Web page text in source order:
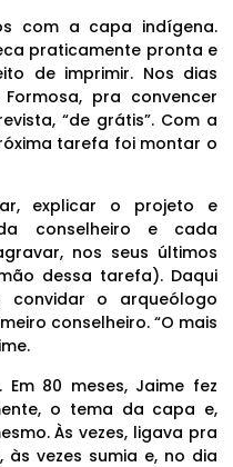
com a capa indígena.
praticamente pronta e
de imprimir. Nos dias
pra convencer
“de grátis”. Com a
tarefa foi montar o
explicar o projeto e
conselheiro e cada
nos seus últimos
dessa tarefa). Daqui
convidar o arqueólogo
conselheiro. “O mais
80 meses, Jaime fez
o tema da capa e,
Às vezes, ligava pra
vezes sumia e, no dia